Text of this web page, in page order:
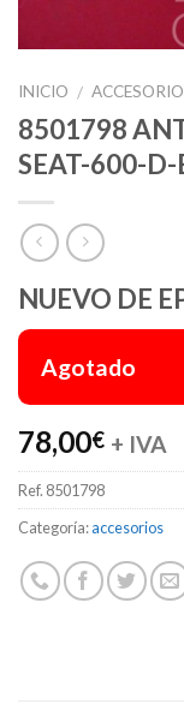
INICIO /
8501798
SEAT-600-D-
NUEVO DE
Agotado
78,00€ + IVA
Ref. 8501798
Categoría:accesorios